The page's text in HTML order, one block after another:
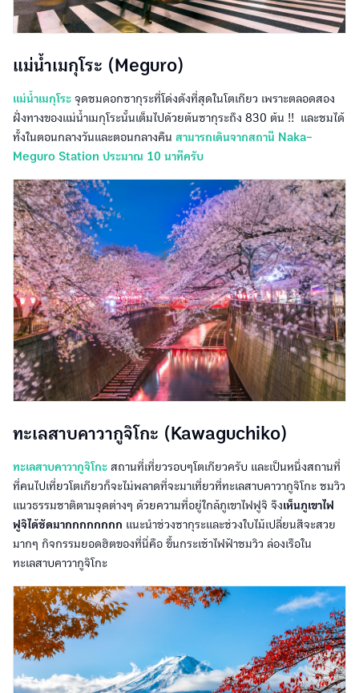
แม่น้ำเมกุโระ (Meguro)
แม่น้ำเมกุโระ จุดชมดอกซากุระที่โด่งดังที่สุดในโตเกียว เพราะตลอดสอง
ฝั่งทางของแม่น้ำเมกุโระนั้นเต็มไปด้วยต้นซากุระถึง 830 ต้น !! และชมได้
ทั้งในตอนกลางวันและตอนกลางคืน สามารถเดินจากสถานี Naka-
Meguro Station ประมาณ 10 นาทีครับ
ทะเลสาบคาวากูจิโกะ (Kawaguchiko)
ทะเลสาบคาวากูจิโกะ สถานที่เที่ยวรอบๆโตเกียวครับ และเป็นหนึ่งสถานที่
ที่คนไปเที่ยวโตเกียวก็จะไม่พลาดที่จะมาเที่ยวที่ทะเลสาบคาวากูจิโกะ ชมวิว
แนวธรรมชาติตามจุดต่างๆ ด้วยความที่อยู่ใกล้ภูเขาไฟฟูจิ จึงเห็นภูเขาไฟ
ฟูจิได้ชัดมากกกกกกกก แนะนำช่วงซากุระและช่วงใบไม้เปลี่ยนสีจะสวย
มากๆ กิจกรรมยอดฮิตของที่นี่คือ ขึ้นกระเช้าไฟฟ้าชมวิว ล่องเรือใน
ทะเลสาบคาวากูจิโกะ